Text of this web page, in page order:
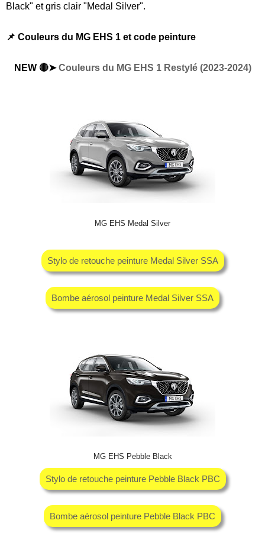
Black" et gris clair "Medal Silver".
📌 Couleurs du MG EHS 1 et code peinture
NEW 🔴➤Couleurs du MG EHS 1 Restylé (2023-2024)
MG EHS Medal Silver
Stylo de retouche peinture Medal Silver SSA
Bombe aérosol peinture Medal Silver SSA
MG EHS Pebble Black
Stylo de retouche peinture Pebble Black PBC
Bombe aérosol peinture Pebble Black PBC